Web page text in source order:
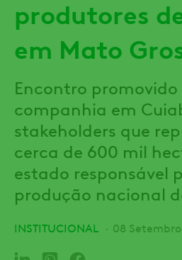
produtores
em Mato
Encontro promovido
companhia em
stakeholders que
cerca de 600 mil
estado responsável
produção nacional
INSTITUCIONAL 08